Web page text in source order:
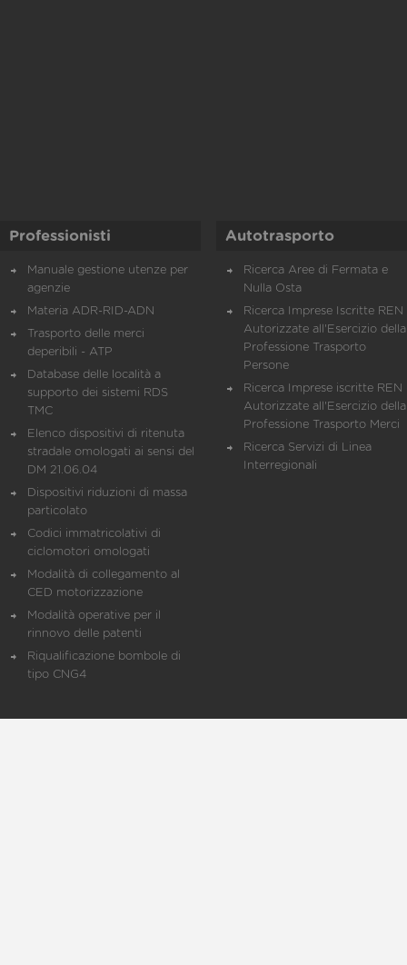
Professionisti
Manuale gestione utenze per
agenzie
Materia ADR-RID-ADN
Trasporto delle merci
deperibili - ATP
Database delle località a
supporto dei sistemi RDS
TMC
Elenco dispositivi di ritenuta
stradale omologati ai sensi del
DM 21.06.04
Dispositivi riduzioni di massa
particolato
Codici immatricolativi di
ciclomotori omologati
Modalità di collegamento al
CED motorizzazione
Modalità operative per il
rinnovo delle patenti
Riqualificazione bombole di
tipo CNG4
Autotrasporto
Ricerca Aree di Fermata e
Nulla Osta
Ricerca Imprese Iscritte REN
Autorizzate all'Esercizio della
Professione Trasporto
Persone
Ricerca Imprese iscritte REN
Autorizzate all'Esercizio della
Professione Trasporto Merci
Ricerca Servizi di Linea
Interregionali